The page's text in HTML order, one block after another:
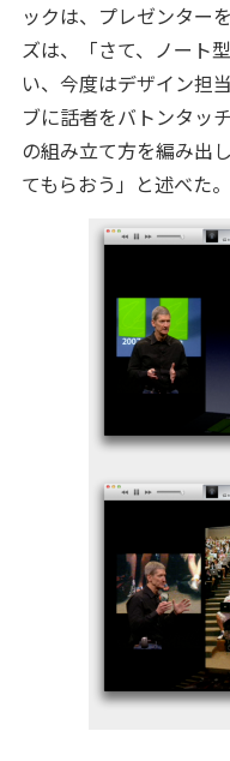
ックは、プレゼンター
ズは、「さて、ノート
い、今度はデザイン担
ブに話者をバトンタッ
の組み立て方を編み出
てもらおう」と述べた。